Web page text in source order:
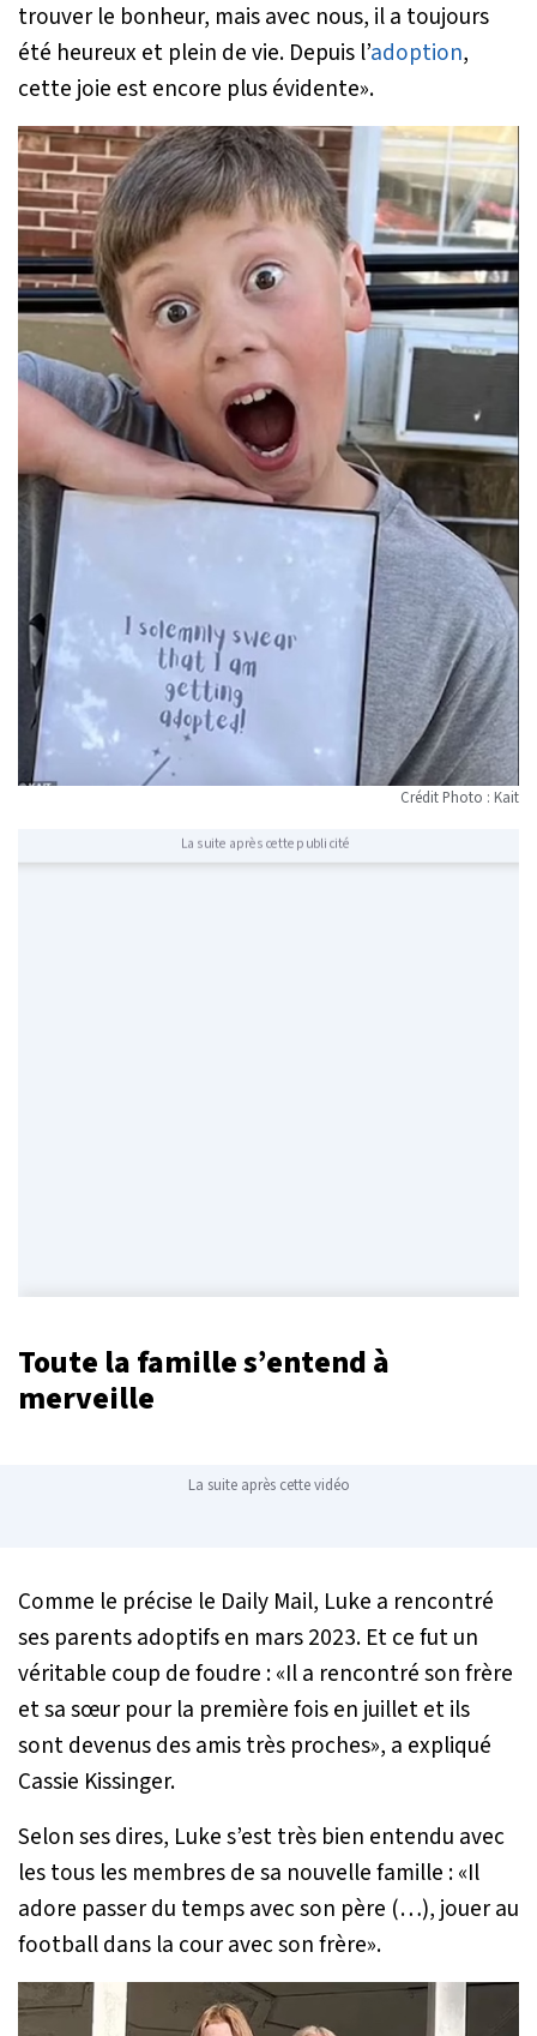
trouver le bonheur, mais avec nous, il a toujours
été heureux et plein de vie. Depuis l’adoption,
cette joie est encore plus évidente».
Crédit Photo : Kait
La suite après cette publicité
Toute la famille s’entend à
merveille
La suite après cette vidéo
Comme le précise le Daily Mail, Luke a rencontré
ses parents adoptifs en mars 2023. Et ce fut un
véritable coup de foudre : «Il a rencontré son frère
et sa sœur pour la première fois en juillet et ils
sont devenus des amis très proches», a expliqué
Cassie Kissinger.
Selon ses dires, Luke s’est très bien entendu avec
les tous les membres de sa nouvelle famille : «Il
adore passer du temps avec son père (…), jouer au
football dans la cour avec son frère».